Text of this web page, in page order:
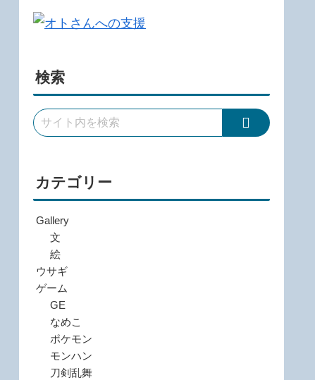
検索
カテゴリー
Gallery
文
絵
ウサギ
ゲーム
GE
なめこ
ポケモン
モンハン
刀剣乱舞